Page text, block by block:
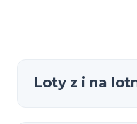
Loty z i na